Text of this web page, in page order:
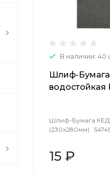
В наличии: 40
Шлиф-
Шлиф-Бумага
(230х280мм)
15 ₽